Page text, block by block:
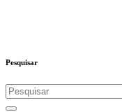
Pesquisar